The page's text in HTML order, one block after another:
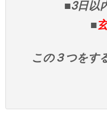
■3日以
■
この３つをす